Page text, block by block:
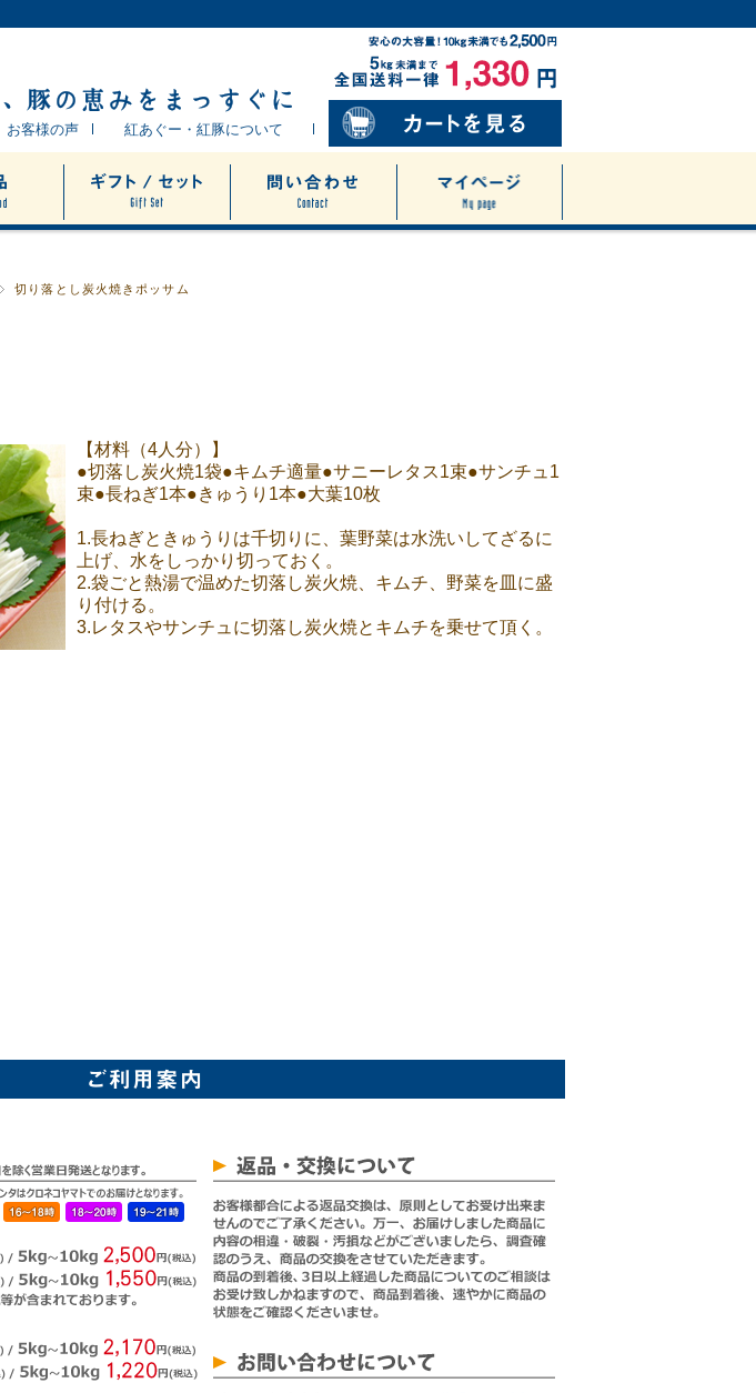
お客様の声 紅あぐー・紅豚について
切り落とし炭火焼きポッサム
【材料（4人分）】
●切落し炭火焼1袋●キムチ適量●サニーレタス1束●サンチュ1
束●長ねぎ1本●きゅうり1本●大葉10枚
1.長ねぎときゅうりは千切りに、葉野菜は水洗いしてざるに
上げ、水をしっかり切っておく。
2.袋ごと熱湯で温めた切落し炭火焼、キムチ、野菜を皿に盛
り付ける。
3.レタスやサンチュに切落し炭火焼とキムチを乗せて頂く。